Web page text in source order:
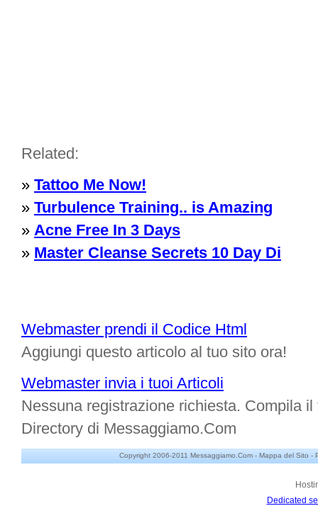
Related:
» Tattoo Me Now!
» Turbulence Training.. is Amazing
» Acne Free In 3 Days
» Master Cleanse Secrets 10 Day Di
Webmaster prendi il Codice Html
Aggiungi questo articolo al tuo sito ora!
Webmaster invia i tuoi Articoli
Nessuna registrazione richiesta. Compila
Directory di Messaggiamo.Com
Copyright 2006-2011 Messaggiamo.Com - Mappa del Sito -
Dedicated